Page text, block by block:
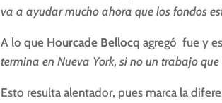
va a ayudar mucho ahora que los fondos
A lo que Hourcade Bellocqagregó fue y
termina en Nueva York, si no un trabajo
Esto resulta alentador, pues marca la